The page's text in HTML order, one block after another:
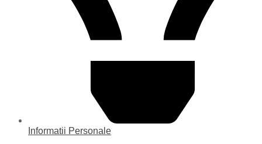
Informatii Personale